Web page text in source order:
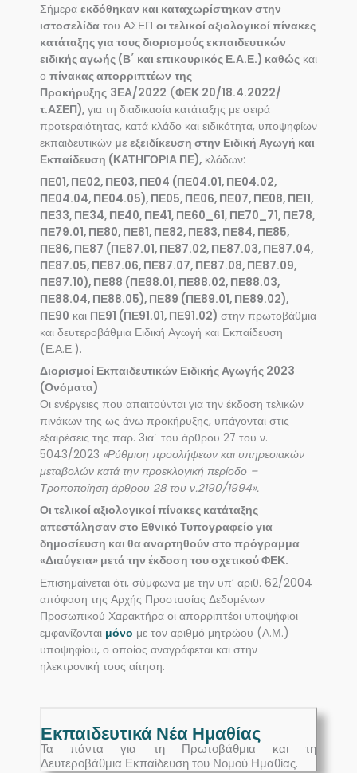
Σήμερα εκδόθηκαν και καταχωρίστηκαν στην
ιστοσελίδα του ΑΣΕΠ οι τελικοί αξιολογικοί πίνακες
κατάταξης για τους διορισμούς εκπαιδευτικών
ειδικής αγωής (Β΄ και επικουρικός Ε.Α.Ε.) καθώς και
ο πίνακας απορριπτέων της
Προκήρυξης 3ΕΑ/2022 (ΦΕΚ 20/18.4.2022/
τ.ΑΣΕΠ), για τη διαδικασία κατάταξης με σειρά
προτεραιότητας, κατά κλάδο και ειδικότητα, υποψηφίων
εκπαιδευτικών με εξειδίκευση στην Ειδική Αγωγή και
Εκπαίδευση (ΚΑΤΗΓΟΡΙΑ ΠΕ), κλάδων:
ΠΕ01, ΠΕ02, ΠΕ03, ΠΕ04 (ΠΕ04.01, ΠΕ04.02,
ΠΕ04.04, ΠΕ04.05), ΠΕ05, ΠΕ06, ΠΕ07, ΠΕ08, ΠΕ11,
ΠΕ33, ΠΕ34, ΠΕ40, ΠΕ41, ΠΕ60_61, ΠΕ70_71, ΠΕ78,
ΠΕ79.01, ΠΕ80, ΠΕ81, ΠΕ82, ΠΕ83, ΠΕ84, ΠΕ85,
ΠΕ86, ΠΕ87 (ΠΕ87.01, ΠΕ87.02, ΠΕ87.03, ΠΕ87.04,
ΠΕ87.05, ΠΕ87.06, ΠΕ87.07, ΠΕ87.08, ΠΕ87.09,
ΠΕ87.10), ΠΕ88 (ΠΕ88.01, ΠΕ88.02, ΠΕ88.03,
ΠΕ88.04, ΠΕ88.05), ΠΕ89 (ΠΕ89.01, ΠΕ89.02),
ΠΕ90 και ΠΕ91 (ΠΕ91.01, ΠΕ91.02) στην πρωτοβάθμια
και δευτεροβάθμια Ειδική Αγωγή και Εκπαίδευση
(Ε.Α.Ε.).
Διορισμοί Εκπαιδευτικών Ειδικής Αγωγής 2023
(Ονόματα)
Οι ενέργειες που απαιτούνται για την έκδοση τελικών
πινάκων της ως άνω προκήρυξης, υπάγονται στις
εξαιρέσεις της παρ. 3ια΄ του άρθρου 27 του ν.
5043/2023 «Ρύθμιση προσλήψεων και υπηρεσιακών
μεταβολών κατά την προεκλογική περίοδο –
Τροποποίηση άρθρου 28 του ν.2190/1994».
Οι τελικοί αξιολογικοί πίνακες κατάταξης
απεστάλησαν στο Εθνικό Τυπογραφείο για
δημοσίευση και θα αναρτηθούν στο πρόγραμμα
«Διαύγεια» μετά την έκδοση του σχετικού ΦΕΚ.
Επισημαίνεται ότι, σύμφωνα με την υπ’ αριθ. 62/2004
απόφαση της Αρχής Προστασίας Δεδομένων
Προσωπικού Χαρακτήρα οι απορριπτέοι υποψήφιοι
εμφανίζονται μόνο με τον αριθμό μητρώου (Α.Μ.)
υποψηφίου, ο οποίος αναγράφεται και στην
ηλεκτρονική τους αίτηση.
Εκπαιδευτικά Νέα Ημαθίας
Τα πάντα για τη Πρωτοβάθμια και τη
Δευτεροβάθμια Εκπαίδευση του Νομού Ημαθίας.